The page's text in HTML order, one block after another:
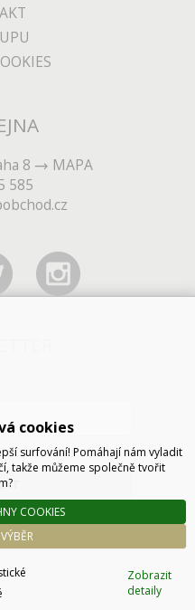
8
MAPA
585
cookies
surfování! Pomáhají nám vyladit
takže můžeme společně tvořit
COOKIES
Zobrazit
detaily